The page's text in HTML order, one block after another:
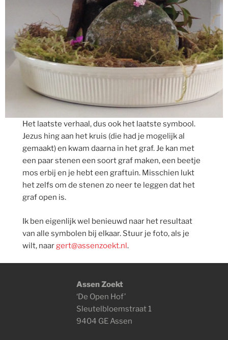
Het laatste verhaal, dus ook het laatste symbool.
Jezus hing aan het kruis (die had je mogelijk al
gemaakt) en kwam daarna in het graf. Je kan met
een paar stenen een soort graf maken, een beetje
mos erbij en je hebt een graftuin. Misschien lukt
het zelfs om de stenen zo neer te leggen dat het
graf open is.
Ik ben eigenlijk wel benieuwd naar het resultaat
van alle symbolen bij elkaar. Stuur je foto, als je
wilt, naargert@assenzoekt.nl.
Assen Zoekt
‘De Open Hof’
Sleutelbloemstraat 1
9404 GE Assen